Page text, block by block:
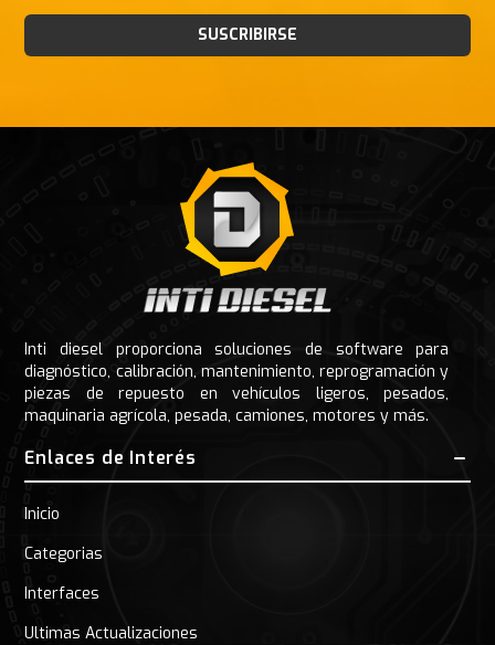
SUSCRIBIRSE
Inti diesel proporciona soluciones de software para
diagnóstico, calibración, mantenimiento, reprogramación y
piezas de repuesto en vehículos ligeros, pesados,
maquinaria agrícola, pesada, camiones, motores y más.
Enlaces de Interés
Inicio
Categorias
Interfaces
Ultimas Actualizaciones